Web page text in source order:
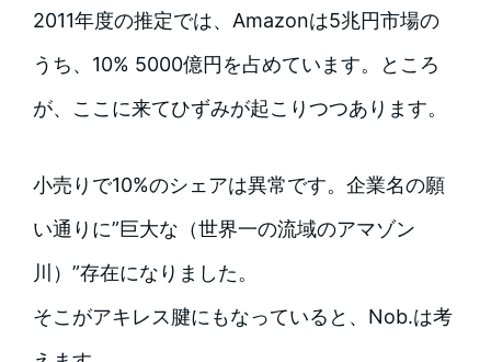
2011年度の推定では、Amazonは5兆円市場の
うち、10% 5000億円を占めています。ところ
が、ここに来てひずみが起こりつつあります。
小売りで10%のシェアは異常です。企業名の願
い通りに”巨大な（世界一の流域のアマゾン
川）”存在になりました。
そこがアキレス腱にもなっていると、Nob.は考